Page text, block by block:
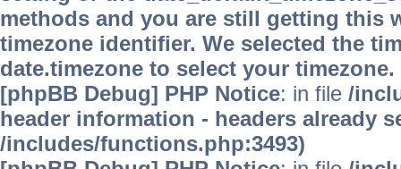
methods and you are still getting this
timezone identifier. We selected the
date.timezone to select your timezone.
[phpBB Debug] PHP Notice: in file /
header information - headers already
/includes/functions.php:3493)